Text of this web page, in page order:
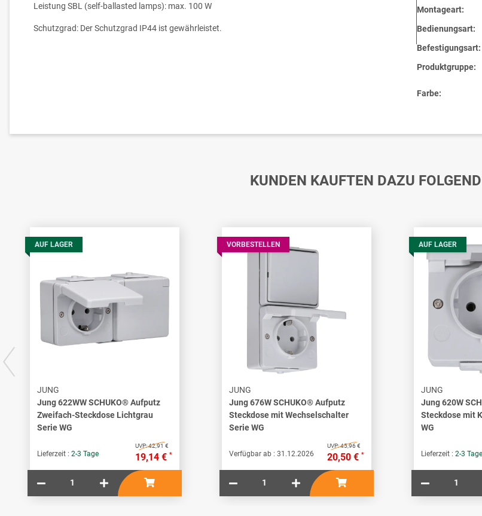
Leistung SBL (self-ballasted lamps): max. 100 W
Schutzgrad: Der Schutzgrad IP44 ist gewährleistet.
Montageart:
Bedienungsart:
Befestigungsart:
Produktgruppe:
Farbe:
KUNDEN KAUFTEN DAZU
AUF LAGER
JUNG
Jung 622WW SCHUKO® Aufputz
Zweifach-Steckdose Lichtgrau
Serie WG
Lieferzeit : 2-3 Tage
UVP:42,91 €
19,14 € *
VORBESTELLEN
JUNG
Jung 676W SCHUKO® Aufputz
Steckdose mit Wechselschalter
Serie WG
Verfügbar ab : 31.12.2026
UVP:45,96 €
20,50 € *
AUF LAGER
JUNG
Jung 620W
Steckdose mit
WG
Lieferzeit : 2-3 Tage